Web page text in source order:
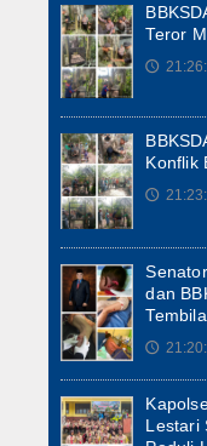
Teror
🕔
Konflik
🕔
dan
🕔
Lestari